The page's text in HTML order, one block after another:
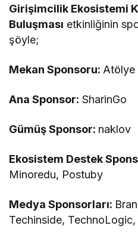
Girişimcilik Ekosistemi
Buluşması etkinliğinin
şöyle;
Mekan Sponsoru: Atölye
Ana Sponsor: SharinGo
Gümüş Sponsor: naklov
Ekosistem Destek
Minoredu, Postuby
Medya Sponsorları:
Techinside,